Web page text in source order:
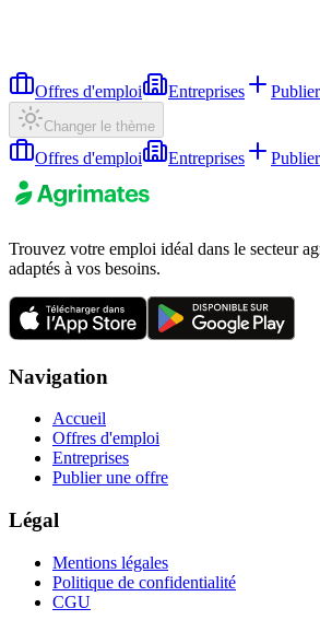
Offres d'emploi Entreprises
Changer le thème
Offres d'emploi Entreprises
Trouvez votre emploi idéal dans le secteur
adaptés à vos besoins.
Navigation
Accueil
Offres d'emploi
Entreprises
Publier une offre
Légal
Mentions légales
Politique de confidentialité
CGU